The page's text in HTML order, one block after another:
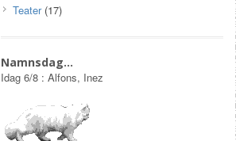
Teater(17)
Namnsdag…
Idag 6/8 : Alfons, Inez